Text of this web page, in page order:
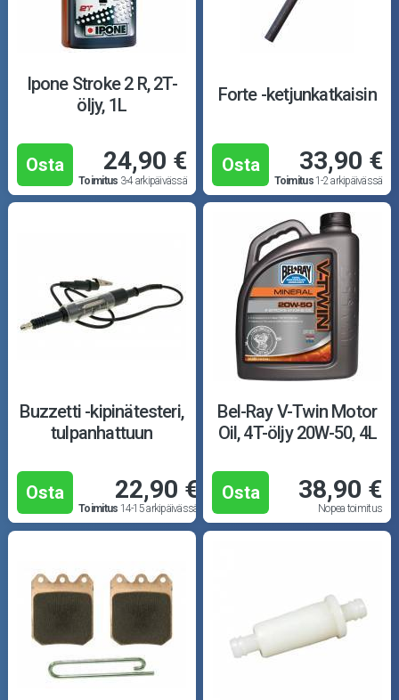
Ipone Stroke 2 R, 2T-
öljy, 1L
Osta 24,90 €
Toimitus 3-4 arkipäivässä
Forte -ketjunkatkaisin
Osta 33,90 €
Toimitus1-2 arkipäivässä
Buzzetti -kipinätesteri,
tulpanhattuun
Osta 22,90 €
Toimitus 14-15 arkipäivässä
Bel-Ray V-Twin Motor
Oil, 4T-öljy 20W-50, 4L
Osta 38,90 €
Nopea toimitus